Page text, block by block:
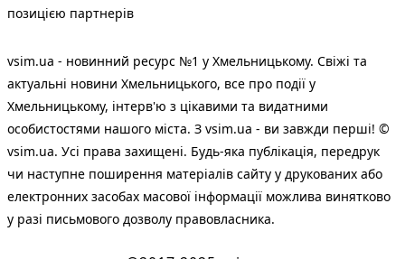
позицією партнерів
vsim.ua - новинний ресурс №1 у Хмельницькому. Свіжі та
актуальні новини Хмельницького, все про події у
Хмельницькому, інтерв'ю з цікавими та видатними
особистостями нашого міста. З vsim.ua - ви завжди перші! ©
vsim.ua. Усі права захищені. Будь-яка публiкацiя, передрук
чи наступне поширення матеріалів сайту у друкованих або
електронних засобах масової інформації можлива винятково
у разі письмового дозволу правовласника.